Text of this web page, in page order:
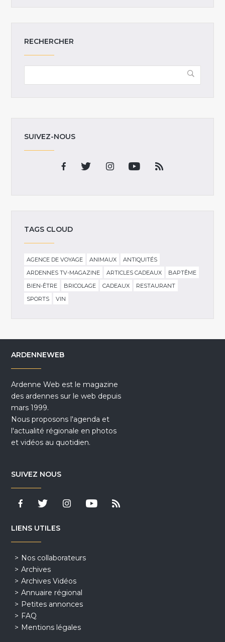
RECHERCHER
SUIVEZ-NOUS
TAGS CLOUD
AGENCE DE VOYAGE ANIMAUX
ANTIQUITÉS
ARDENNES TV-MAGAZINE
ARTICLES CADEAUX
BAPTÊME
BIEN-ÊTRE
BRICOLAGE CADEAUX
RESTAURANT
SPORTS
VIN
ARDENNEWEB
Ardenne Web est le magazine
des ardennes sur le web depuis
mars 1999.
Nous proposons l'agenda et
l'actualité régionale en photos
et vidéos au quotidien.
SUIVEZ NOUS
LIENS UTILES
Nos collaborateurs
Archives
Archives Vidéos
Annuaire régional
Petites annonces
FAQ
Mentions légales